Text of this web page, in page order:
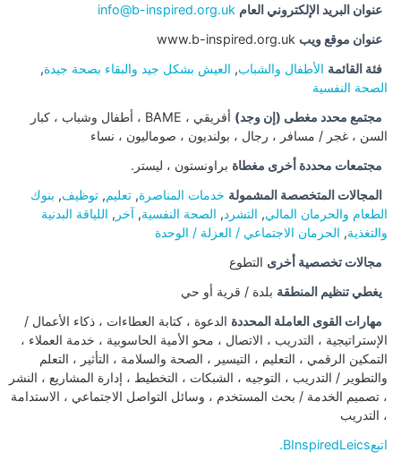
عنوان البريد الإلكتروني العام info@b-inspired.org.uk
عنوان موقع ويب www.b-inspired.org.uk
فئة القائمة الأطفال والشباب, العيش بشكل جيد والبقاء بصحة جيدة,
الصحة النفسية
مجتمع محدد مغطى (إن وجد)
أفريقي ، BAME ، أطفال وشباب ، كبار
السن ، غجر / مسافر ، رجال ، بولنديون ، صوماليون ، نساء
مجتمعات محددة أخرى مغطاة براونستون ، ليستر.
المجالات المتخصصة المشمولة خدمات المناصرة, تعليم, توظيف, بنوك
الطعام والحرمان المالي, التشرد, الصحة النفسية, آخر , اللياقة البدنية
والتغذية, الحرمان الاجتماعي / العزلة / الوحدة
مجالات تخصصية أخرى التطوع
يغطي تنظيم المنطقة بلدة / قرية أو حي
مهارات القوى العاملة المحددة الدعوة ، كتابة العطاءات ، ذكاء الأعمال /
الإستراتيجية ، التدريب ، الاتصال ، محو الأمية الحاسوبية ، خدمة العملاء ،
التمكين الرقمي ، التعليم ، التيسير ، الصحة والسلامة ، التأثير ، التعلم
والتطوير / التدريب ، التوجيه ، الشبكات ، التخطيط ، إدارة المشاريع ، النشر
، تصميم الخدمة / بحث المستخدم ، وسائل التواصل الاجتماعي ، الاستدامة
، التدريب
اتبعBInspiredLeics.